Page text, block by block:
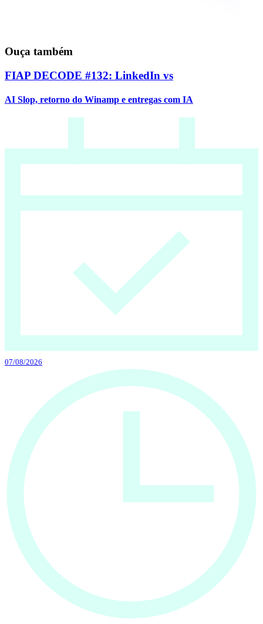
Ouça também
FIAP DECODE #132: LinkedIn vs
AI Slop, retorno do Winamp e entregas com IA
07/08/2026